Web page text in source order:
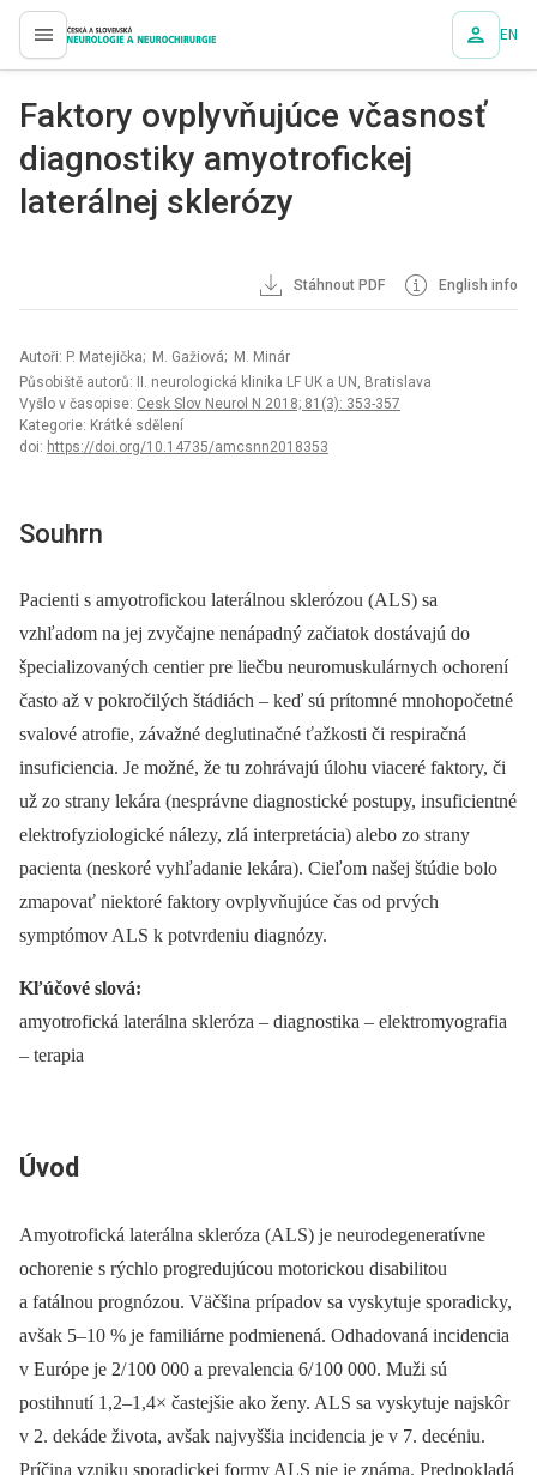
proLékaře.cz EN
Faktory ovplyvňujúce včasnosť
dia­gnostiky amyotrofickej
laterálnej sklerózy
Stáhnout PDF English info
Autoři: P. Matejička; M. Gažiová; M. Minár
Působiště autorů: II. neurologická klinika LF UK a UN, Bratislava
Vyšlo v časopise: Cesk Slov Neurol N 2018; 81(3): 353-357
Kategorie: Krátké sdělení
doi: https://doi.org/10.14735/amcsnn2018353
Souhrn
Pacienti s amyotrofickou laterálnou sklerózou (ALS) sa
vzhľadom na jej zvyčajne nenápadný začiatok dostávajú do
špecializovaných centier pre liečbu neuromuskulárnych ochorení
často až v pokročilých štádiách –⁠ keď sú prítomné mnohopočetné
svalové atrofie, závažné deglutinačné ťažkosti či respiračná
insuficiencia. Je možné, že tu zohrávajú úlohu viaceré faktory, či
už zo strany lekára (nesprávne dia­gnostické postupy, insuficientné
elektrofyziologické nálezy, zlá interpretácia) alebo zo strany
pacienta (neskoré vyhľadanie lekára). Cieľom našej štúdie bolo
zmapovať niektoré faktory ovplyvňujúce čas od prvých
symptómov ALS k potvrdeniu dia­gnózy.
Kľúčové slová:
amyotrofická laterálna skleróza –⁠ diagnostika –⁠ elektromyografia
–⁠ terapia
Úvod
Amyotrofická laterálna skleróza (ALS) je neurodegeneratívne
ochorenie s rýchlo progredujúcou motorickou disabilitou
a fatálnou prognózou. Väčšina prípadov sa vyskytuje sporadicky,
avšak 5–10 % je familiárne podmienená. Odhadovaná incidencia
v Európe je 2/ 100 000 a prevalencia 6/ 100 000. Muži sú
postihnutí 1,2–1,4× častejšie ako ženy. ALS sa vyskytuje najskôr
v 2. dekáde života, avšak najvyššia incidencia je v 7. decéniu.
Príčina vzniku sporadickej formy ALS nie je známa. Predpokladá